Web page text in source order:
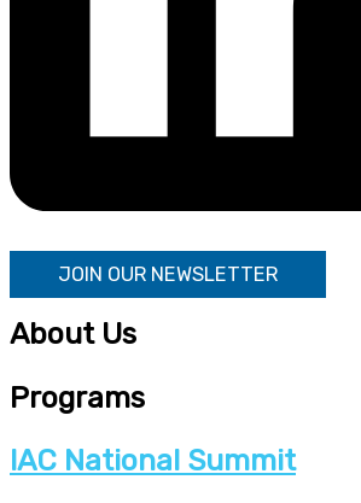
JOIN OUR NEWSLETTER
About Us
Programs
IAC National Summit